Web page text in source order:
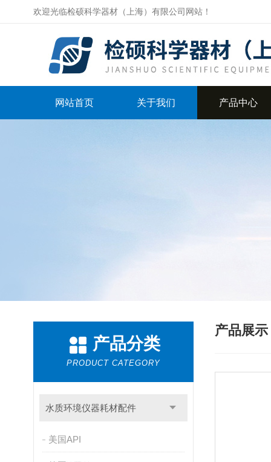
欢迎光临检硕科学器材（上海）有限公司网站！
网站首页 关于我们 产品中心
产品分类
PRODUCT CATEGORY
水质环境仪器耗材配件
美国API
产品展示